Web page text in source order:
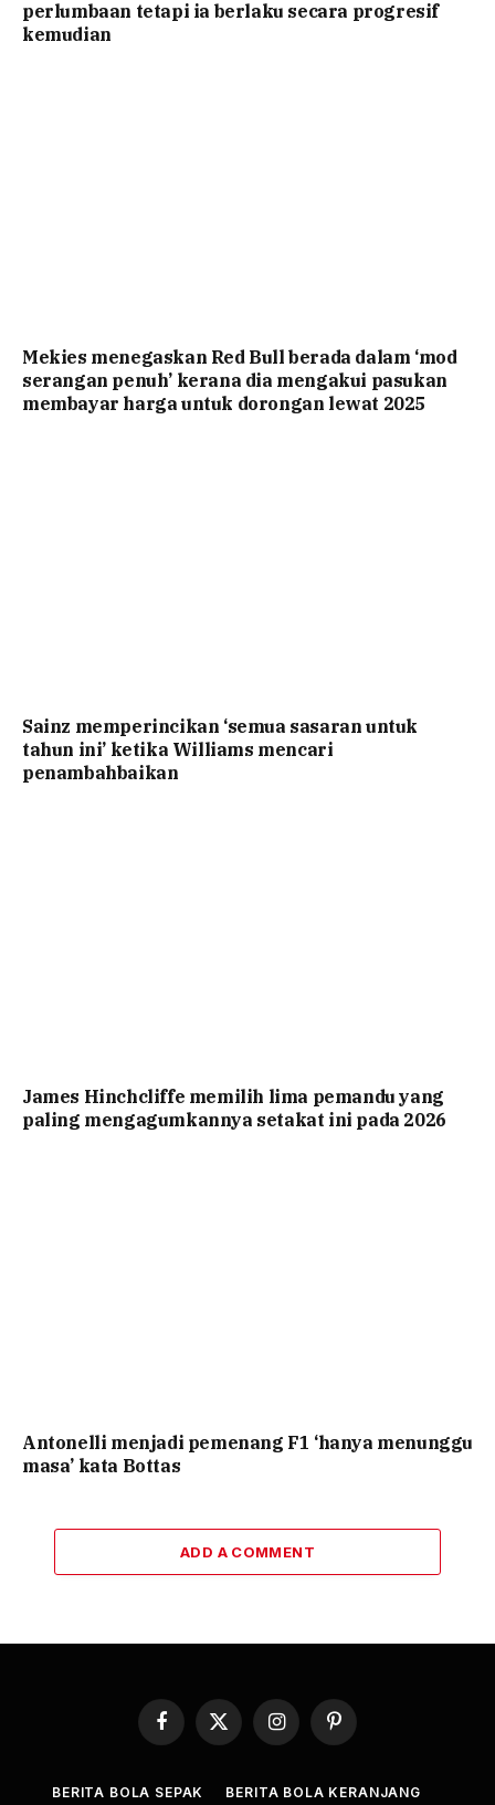
perlumbaan tetapi ia berlaku secara progresif
kemudian
Mekies menegaskan Red Bull berada dalam ‘mod
serangan penuh’ kerana dia mengakui pasukan
membayar harga untuk dorongan lewat 2025
Sainz memperincikan ‘semua sasaran untuk
tahun ini’ ketika Williams mencari
penambahbaikan
James Hinchcliffe memilih lima pemandu yang
paling mengagumkannya setakat ini pada 2026
Antonelli menjadi pemenang F1 ‘hanya menunggu
masa’ kata Bottas
ADD A COMMENT
Facebook
X
InstagramPinterest
BERITA BOLA SEPAK BERITA BOLA KERANJANG